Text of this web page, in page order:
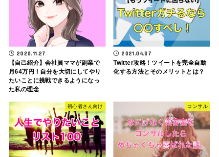
2020.11.27
【自己紹介】会社員ママが副業で
月64万円！自分を大切にしてやり
たいことに挑戦できるようになっ
た私の理念
2021.04.07
Twitter攻略！ツイートを完全自動
化する方法とそのメリットとは？
初心者さん向け コンサル